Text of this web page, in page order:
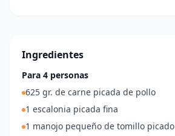
Ingredientes
Para 4 personas
625 gr. de carne picada de pollo
1 escalonia picada fina
1 manojo pequeño de tomillo picado